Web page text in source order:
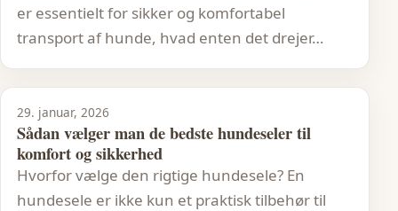
er essentielt for sikker og komfortabel
transport af hunde, hvad enten det drejer…
29. januar, 2026
Sådan vælger man de bedste hundeseler til
komfort og sikkerhed
Hvorfor vælge den rigtige hundesele? En
hundesele er ikke kun et praktisk tilbehør til